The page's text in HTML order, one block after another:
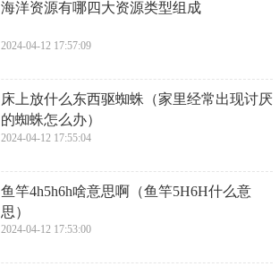
​海洋资源有哪四大资源类型组成
2024-04-12 17:57:09
​床上放什么东西驱蜘蛛（家里经常出现讨厌
的蜘蛛怎么办）
2024-04-12 17:55:04
​鱼竿4h5h6h啥意思啊（鱼竿5H6H什么意
思）
2024-04-12 17:53:00